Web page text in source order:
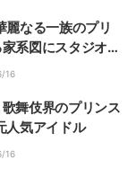
なる一族のプリ
系図にスタジオが
16
舞伎界のプリンス
人気アイドル
16